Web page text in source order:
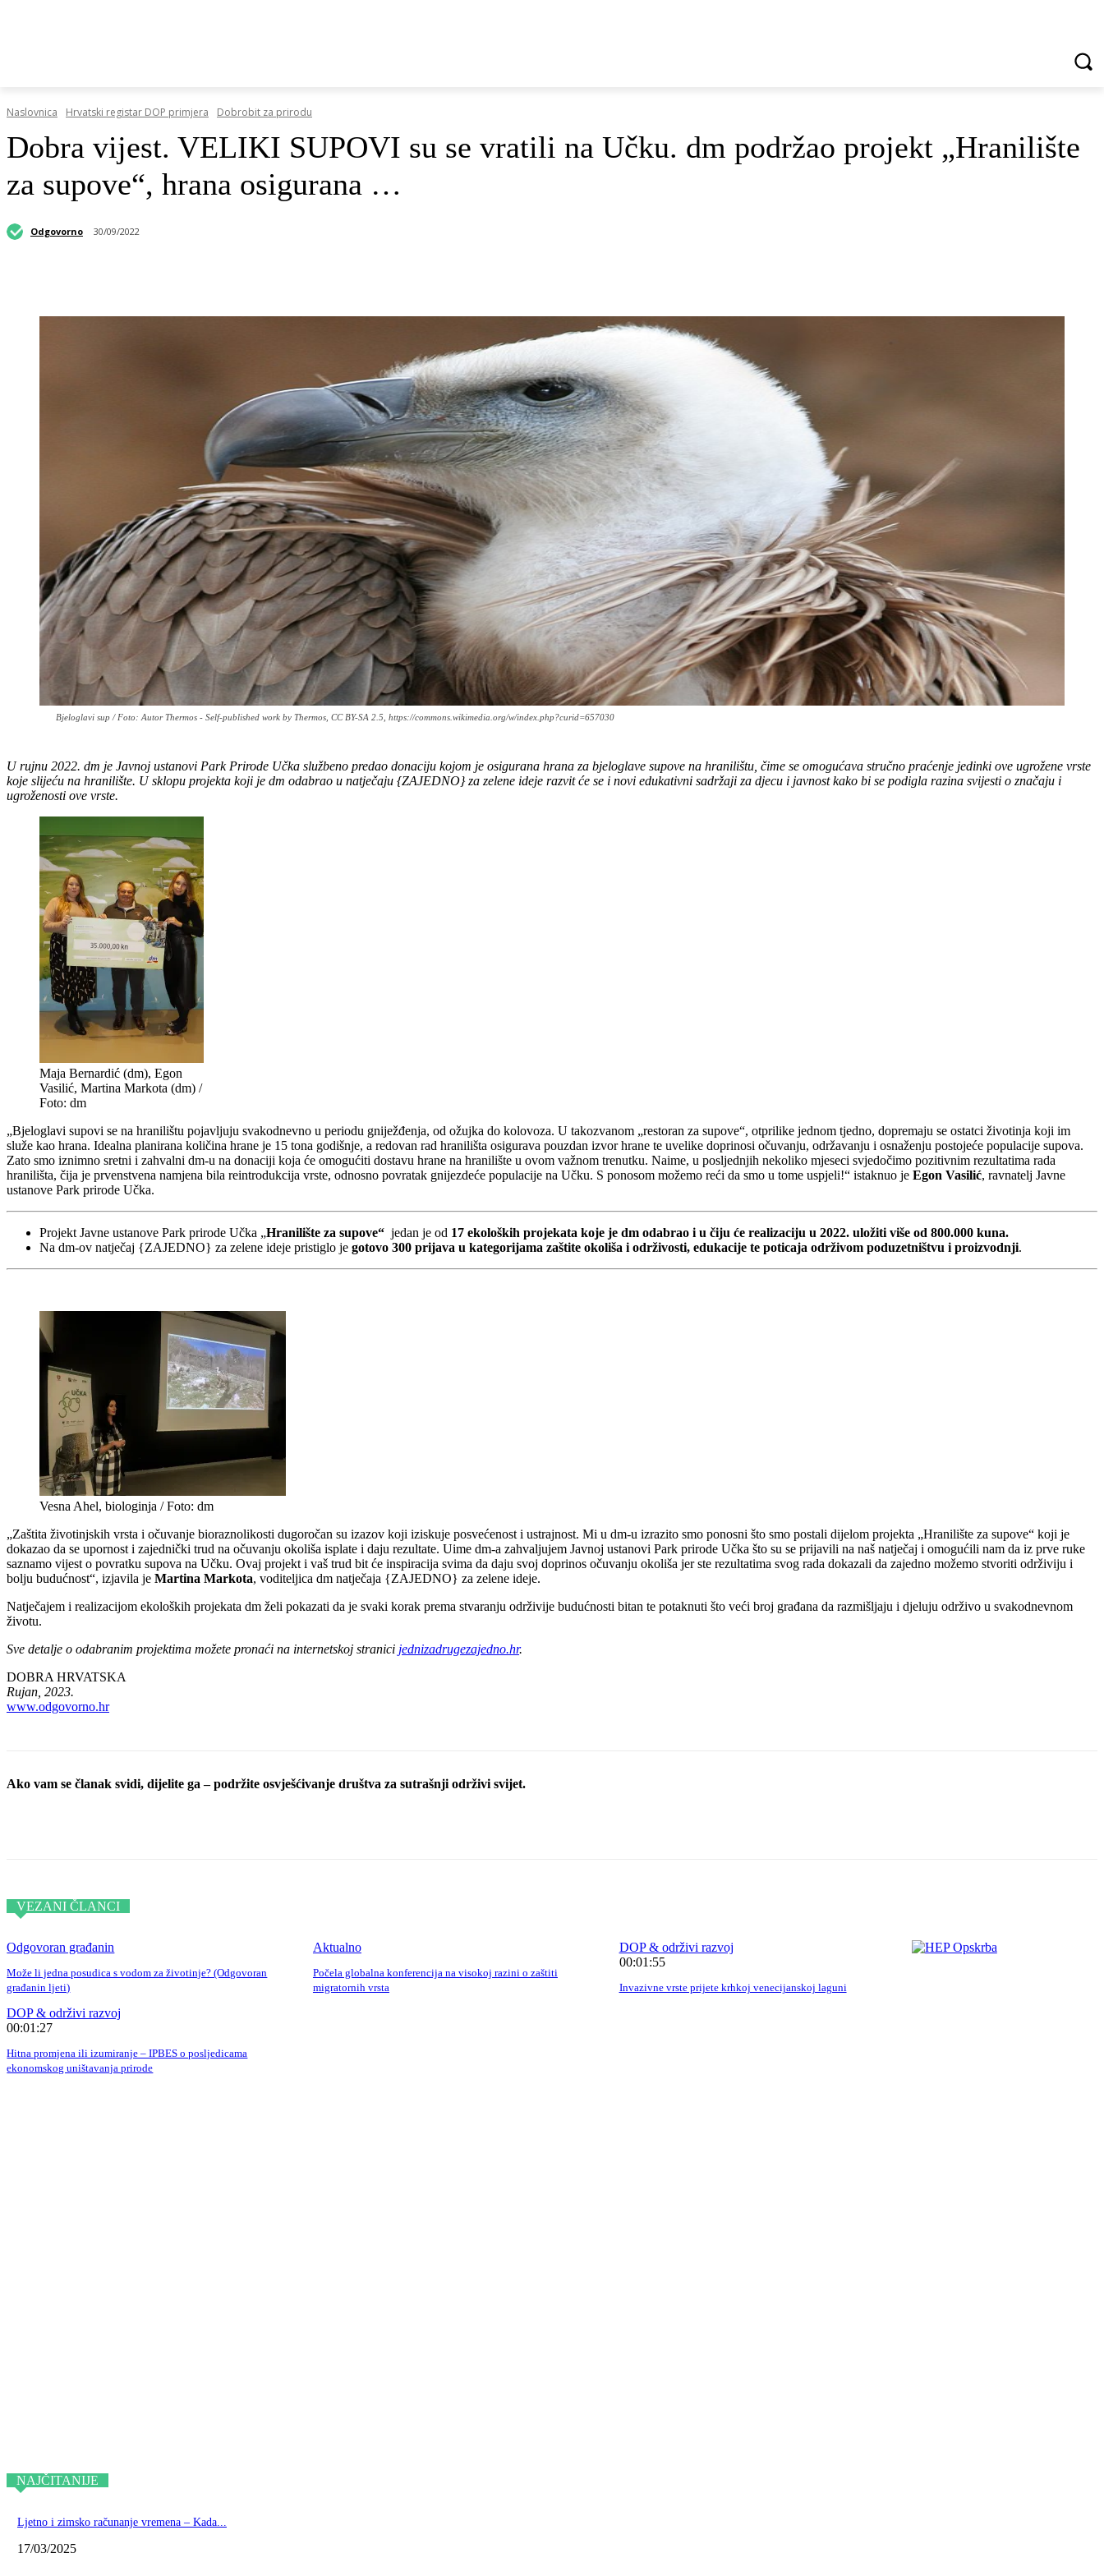
Naslovnica Hrvatski registar DOP primjera Dobrobit za prirodu
Dobra vijest. VELIKI SUPOVI su se vratili na Učku. dm podržao projekt „Hranilište
za supove“, hrana osigurana …
Odgovorno 30/09/2022
Bjeloglavi sup / Foto: Autor Thermos - Self-published work by Thermos, CC BY-SA 2.5, https://commons.wikimedia.org/w/index.php?curid=657030
U rujnu 2022. dm je Javnoj ustanovi Park Prirode Učka službeno predao donaciju kojom je osigurana hrana za bjeloglave supove na hranilištu, čime se omogućava stručno praćenje jedinki ove ugrožene vrste
koje slijeću na hranilište. U sklopu projekta koji je dm odabrao u natječaju {ZAJEDNO} za zelene ideje razvit će se i novi edukativni sadržaji za djecu i javnost kako bi se podigla razina svijesti o značaju i
ugroženosti ove vrste.
Maja Bernardić (dm), Egon
Vasilić, Martina Markota (dm) /
Foto: dm
„Bjeloglavi supovi se na hranilištu pojavljuju svakodnevno u periodu gniježđenja, od ožujka do kolovoza. U takozvanom „restoran za supove“, otprilike jednom tjedno, dopremaju se ostatci životinja koji im
služe kao hrana. Idealna planirana količina hrane je 15 tona godišnje, a redovan rad hranilišta osigurava pouzdan izvor hrane te uvelike doprinosi očuvanju, održavanju i osnaženju postojeće populacije supova.
Zato smo iznimno sretni i zahvalni dm-u na donaciji koja će omogućiti dostavu hrane na hranilište u ovom važnom trenutku. Naime, u posljednjih nekoliko mjeseci svjedočimo pozitivnim rezultatima rada
hranilišta, čija je prvenstvena namjena bila reintrodukcija vrste, odnosno povratak gnijezdeće populacije na Učku. S ponosom možemo reći da smo u tome uspjeli!“ istaknuo je Egon Vasilić, ravnatelj Javne
ustanove Park prirode Učka.
Projekt Javne ustanove Park prirode Učka „Hranilište za supove“ jedan je od 17 ekoloških projekata koje je dm odabrao i u čiju će realizaciju u 2022. uložiti više od 800.000 kuna.
Na dm-ov natječaj {ZAJEDNO} za zelene ideje pristiglo je gotovo 300 prijava u kategorijama zaštite okoliša i održivosti, edukacije te poticaja održivom poduzetništvu i proizvodnji.
Vesna Ahel, biologinja / Foto: dm
„Zaštita životinjskih vrsta i očuvanje bioraznolikosti dugoročan su izazov koji iziskuje posvećenost i ustrajnost. Mi u dm-u izrazito smo ponosni što smo postali dijelom projekta „Hranilište za supove“ koji je
dokazao da se upornost i zajednički trud na očuvanju okoliša isplate i daju rezultate. Uime dm-a zahvaljujem Javnoj ustanovi Park prirode Učka što su se prijavili na naš natječaj i omogućili nam da iz prve ruke
saznamo vijest o povratku supova na Učku. Ovaj projekt i vaš trud bit će inspiracija svima da daju svoj doprinos očuvanju okoliša jer ste rezultatima svog rada dokazali da zajedno možemo stvoriti održiviju i
bolju budućnost“, izjavila je Martina Markota, voditeljica dm natječaja {ZAJEDNO} za zelene ideje.
Natječajem i realizacijom ekoloških projekata dm želi pokazati da je svaki korak prema stvaranju održivije budućnosti bitan te potaknuti što veći broj građana da razmišljaju i djeluju održivo u svakodnevnom
životu.
Sve detalje o odabranim projektima možete pronaći na internetskoj stranici jednizadrugezajedno.hr.
DOBRA HRVATSKA
Rujan, 2023.
www.odgovorno.hr
Ako vam se članak svidi, dijelite ga – podržite osvješćivanje društva za sutrašnji održivi svijet.
VEZANI ČLANCI
Odgovoran građanin
Može li jedna posudica s vodom za životinje? (Odgovoran
građanin ljeti)
Aktualno
Počela globalna konferencija na visokoj razini o zaštiti
migratornih vrsta
DOP & održivi razvoj
00:01:55
Invazivne vrste prijete krhkoj venecijanskoj laguni
DOP & održivi razvoj
00:01:27
Hitna promjena ili izumiranje – IPBES o posljedicama
ekonomskog uništavanja prirode
NAJČITANIJE
Ljetno i zimsko računanje vremena – Kada...
17/03/2025